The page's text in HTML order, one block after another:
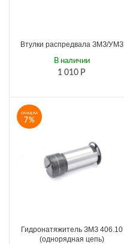
Втулки распредвала ЗМЗ/УМЗ
1 010 Р
В наличии
СКИДКА
7%
Гидронатяжитель ЗМЗ 406.10
(однорядная цепь)